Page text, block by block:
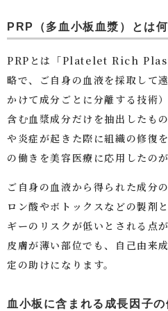
PRP（多血小板血漿）とは
PRPとは「Platelet Rich
略で、ご自身の血液を採取して
かけて成分ごとに分離する技術
含む血漿成分だけを抽出したも
や炎症が起きた際に組織の修復
の働きを美容医療に応用したの
ご自身の血液から得られた成分
ロン酸やボトックスなどの製剤
ギーのリスクが低いとされる点
皮膚が薄い部位でも、自己由来
定の助けになります。
血小板に含まれる成長因子の